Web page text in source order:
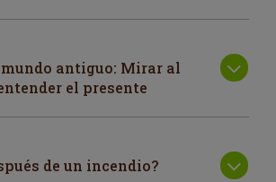
antiguo: Mirar al
el presente
de un incendio?